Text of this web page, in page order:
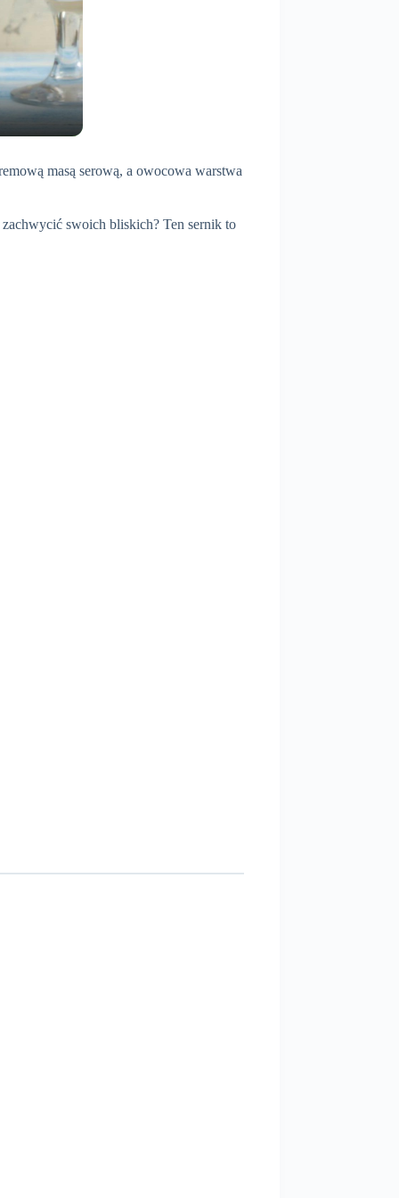
masą serową, a owocowa warstwa
swoich bliskich? Ten sernik to